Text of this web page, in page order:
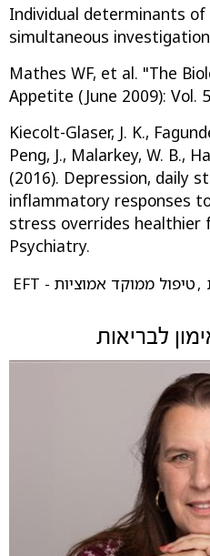
Individual determinants
simultaneous
Mathes WF, et al. "The
Appetite (June 2009): Vol.
Kiecolt-Glaser, J. K.,
Peng, J., Malarkey, W. B.,
(2016). Depression, daily
inflammatory responses
stress overrides healthier
,טיפול ממוקד אמוציות - EFT
לבריאות